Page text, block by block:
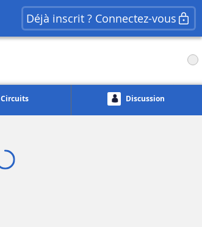
Déjà inscrit ? Connectez-vous
Circuits Discussion